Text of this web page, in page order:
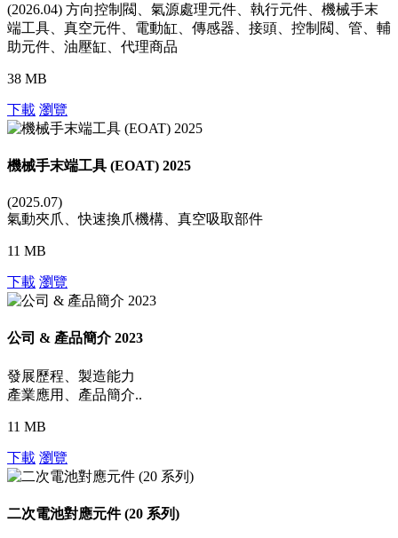
(2026.04) 方向控制閥、氣源處理元件、執行元件、機械手末
端工具、真空元件、電動缸、傳感器、接頭、控制閥、管、輔
助元件、油壓缸、代理商品
38 MB
下載 瀏覽
機械手末端工具 (EOAT) 2025
(2025.07)
氣動夾爪、快速換爪機構、真空吸取部件
11 MB
下載 瀏覽
公司 & 產品簡介 2023
發展歷程、製造能力
產業應用、產品簡介..
11 MB
下載 瀏覽
二次電池對應元件 (20 系列)